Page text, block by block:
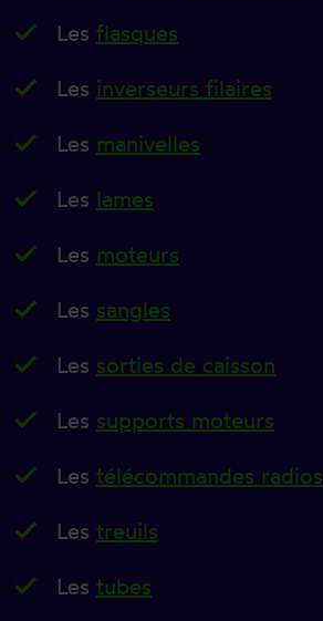
Les flasques
Les inverseurs filaires
Les manivelles
Les lames
Les moteurs
Les sangles
Les sorties de caisson
Les supports moteurs
Les télécommandes radios
Les treuils
Les tubes